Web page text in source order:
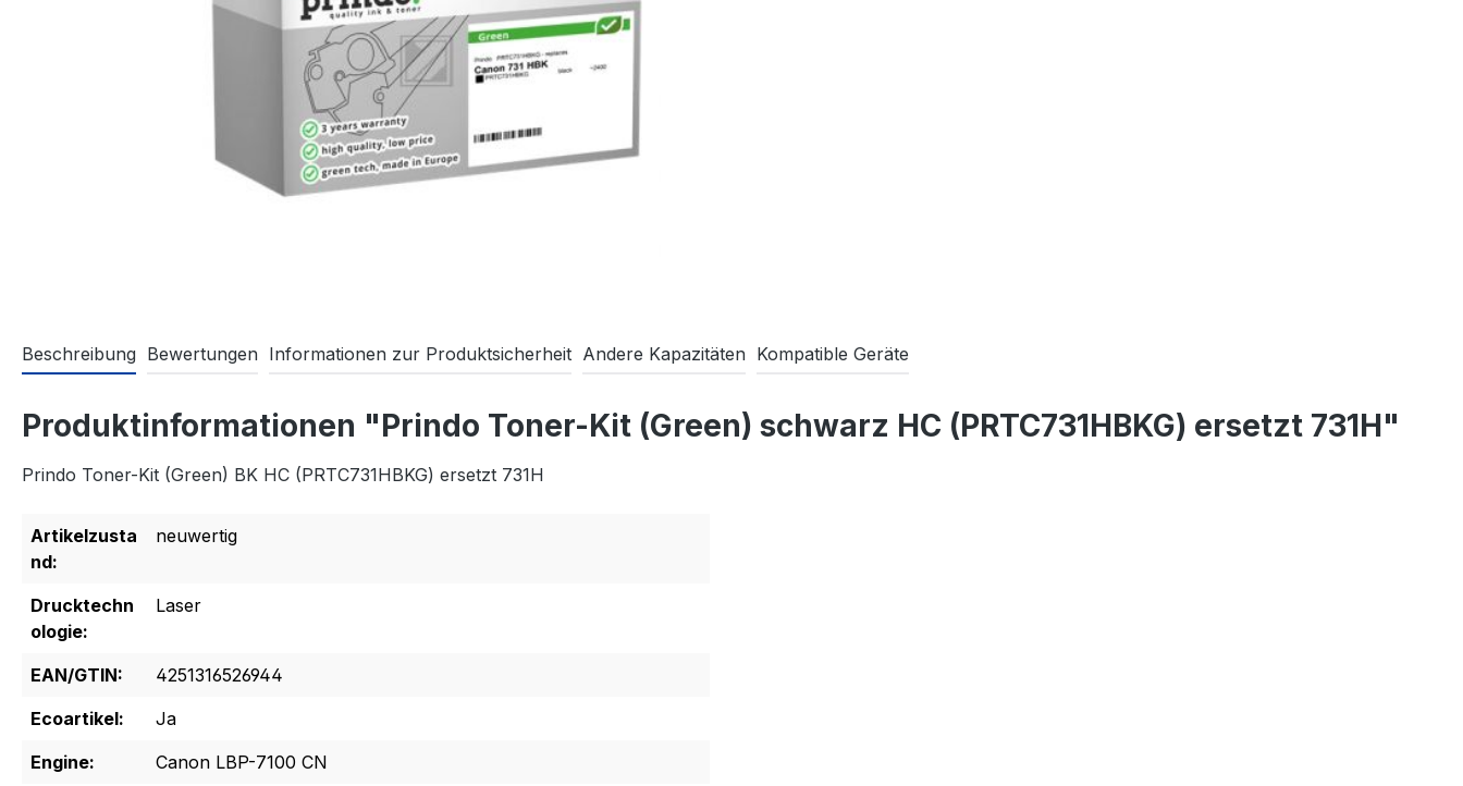
Beschreibung Bewertungen Informationen zur Produktsicherheit Andere Kapazitäten Kompatible Geräte
Produktinformationen "Prindo Toner-Kit (Green) schwarz HC (PRTC731HBKG) ersetzt 731H"
Prindo Toner-Kit (Green) BK HC (PRTC731HBKG) ersetzt 731H
Artikelzusta
nd:
neuwertig
Drucktechn
ologie:
Laser
EAN/GTIN:
4251316526944
Ecoartikel:
Ja
Engine:
Canon LBP-7100 CN